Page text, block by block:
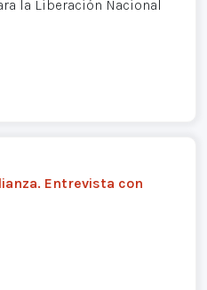
la Liberación Nacional
Entrevista con